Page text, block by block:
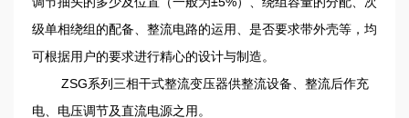
级单相绕组的配备、整流电路的运用、是否要求带外壳等，均
可根据用户的要求进行精心的设计与制造。
ZSG系列三相干式整流变压器供整流设备、整流后作充
电、电压调节及直流电源之用。